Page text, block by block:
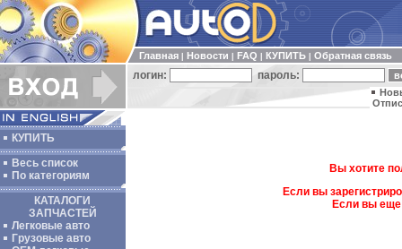
Главная Новости FAQ КУПИТЬ Обратная связь
логин: пароль:
КУПИТЬ
Весь список
По категориям
КАТАЛОГИ
ЗАПЧАСТЕЙ
Легковые авто
Грузовые авто
Вы хотите
Если вы
Если вы еще